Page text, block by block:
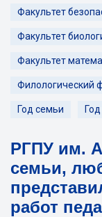
Факультет
Факультет
Факультет
Филологический
Год семьи
РГПУ им.
семьи,
работ